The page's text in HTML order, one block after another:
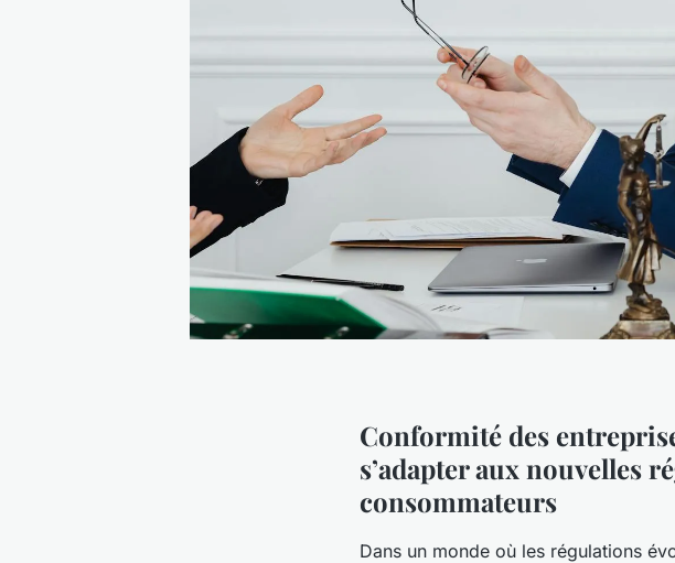
Conformité des
s’adapter aux nouvelles
consommateurs
Dans un monde où les régulations